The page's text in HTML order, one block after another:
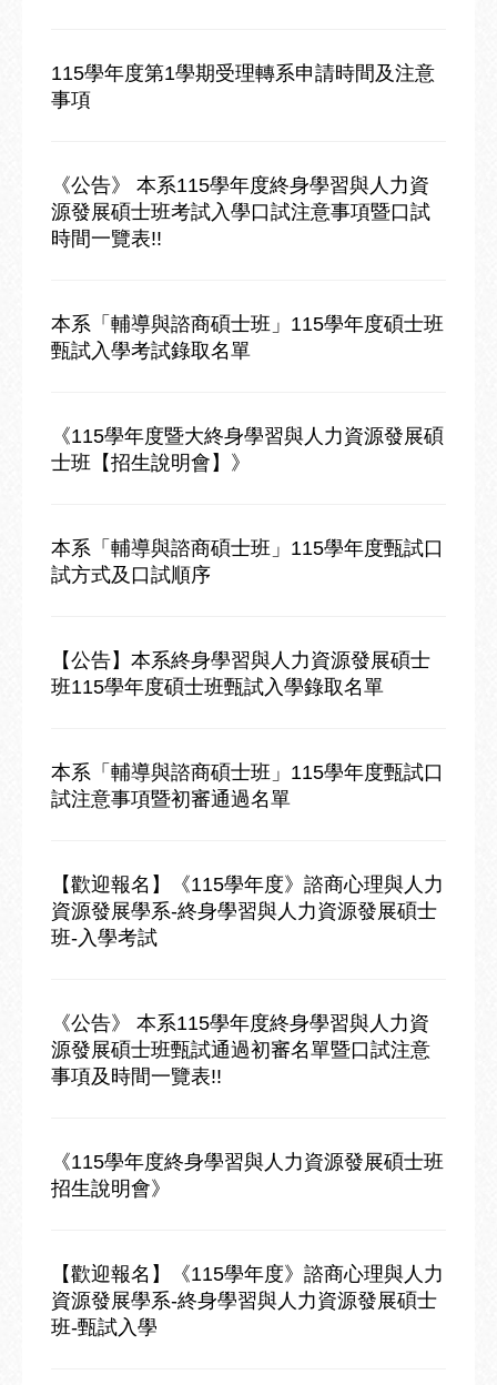
115學年度第1學期受理轉系申請時間及注意
事項
《公告》 本系115學年度終身學習與人力資
源發展碩士班考試入學口試注意事項暨口試
時間一覽表!!
本系「輔導與諮商碩士班」115學年度碩士班
甄試入學考試錄取名單
《115學年度暨大終身學習與人力資源發展碩
士班【招生說明會】》
本系「輔導與諮商碩士班」115學年度甄試口
試方式及口試順序
【公告】本系終身學習與人力資源發展碩士
班115學年度碩士班甄試入學錄取名單
本系「輔導與諮商碩士班」115學年度甄試口
試注意事項暨初審通過名單
【歡迎報名】《115學年度》諮商心理與人力
資源發展學系-終身學習與人力資源發展碩士
班-入學考試
《公告》 本系115學年度終身學習與人力資
源發展碩士班甄試通過初審名單暨口試注意
事項及時間一覽表!!
《115學年度終身學習與人力資源發展碩士班
招生說明會》
【歡迎報名】《115學年度》諮商心理與人力
資源發展學系-終身學習與人力資源發展碩士
班-甄試入學